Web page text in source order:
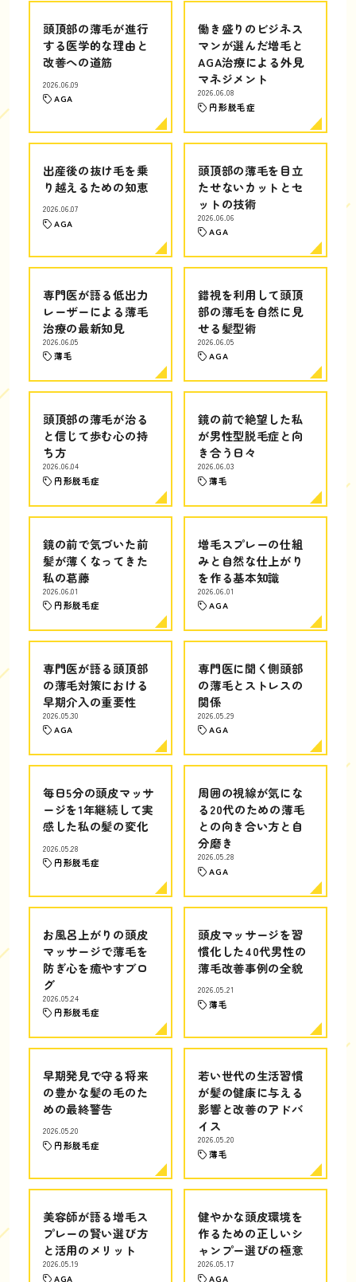
頭頂部の薄毛が進行
する医学的な理由と
改善への道筋
2026.06.09
AGA
働き盛りのビジネス
マンが選んだ増毛と
AGA治療による外見
マネジメント
2026.06.08
円形脱毛症
出産後の抜け毛を乗
り越えるための知恵
2026.06.07
AGA
頭頂部の薄毛を目立
たせないカットとセ
ットの技術
2026.06.06
AGA
専門医が語る低出力
レーザーによる薄毛
治療の最新知見
2026.06.05
薄毛
錯視を利用して頭頂
部の薄毛を自然に見
せる髪型術
2026.06.05
AGA
頭頂部の薄毛が治る
と信じて歩む心の持
ち方
2026.06.04
円形脱毛症
鏡の前で絶望した私
が男性型脱毛症と向
き合う日々
2026.06.03
薄毛
鏡の前で気づいた前
髪が薄くなってきた
私の葛藤
2026.06.01
円形脱毛症
増毛スプレーの仕組
みと自然な仕上がり
を作る基本知識
2026.06.01
AGA
専門医が語る頭頂部
の薄毛対策における
早期介入の重要性
2026.05.30
AGA
専門医に聞く側頭部
の薄毛とストレスの
関係
2026.05.29
AGA
毎日5分の頭皮マッサ
ージを1年継続して実
感した私の髪の変化
2026.05.28
円形脱毛症
周囲の視線が気にな
る20代のための薄毛
との向き合い方と自
分磨き
2026.05.28
AGA
お風呂上がりの頭皮
マッサージで薄毛を
防ぎ心を癒やすブロ
グ
2026.05.24
円形脱毛症
頭皮マッサージを習
慣化した40代男性の
薄毛改善事例の全貌
2026.05.21
薄毛
早期発見で守る将来
の豊かな髪の毛のた
めの最終警告
2026.05.20
円形脱毛症
若い世代の生活習慣
が髪の健康に与える
影響と改善のアドバ
イス
2026.05.20
薄毛
美容師が語る増毛ス
プレーの賢い選び方
と活用のメリット
2026.05.19
AGA
健やかな頭皮環境を
作るための正しいシ
ャンプー選びの極意
2026.05.17
AGA